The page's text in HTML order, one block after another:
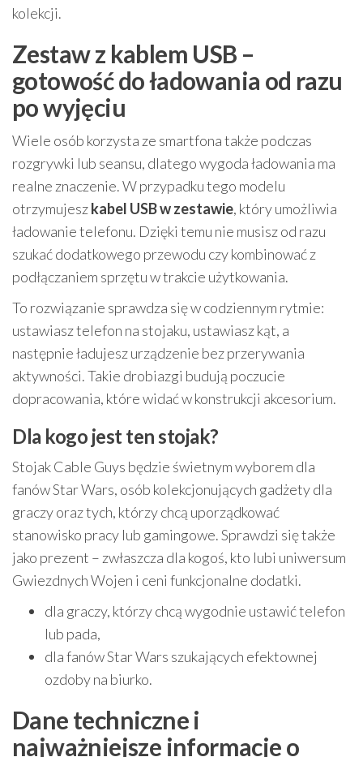
kolekcji.
Zestaw z kablem USB –
gotowość do ładowania od razu
po wyjęciu
Wiele osób korzysta ze smartfona także podczas
rozgrywki lub seansu, dlatego wygoda ładowania ma
realne znaczenie. W przypadku tego modelu
otrzymujeszkabel USB w zestawie, który umożliwia
ładowanie telefonu. Dzięki temu nie musisz od razu
szukać dodatkowego przewodu czy kombinować z
podłączaniem sprzętu w trakcie użytkowania.
To rozwiązanie sprawdza się w codziennym rytmie:
ustawiasz telefon na stojaku, ustawiasz kąt, a
następnie ładujesz urządzenie bez przerywania
aktywności. Takie drobiazgi budują poczucie
dopracowania, które widać w konstrukcji akcesorium.
Dla kogo jest ten stojak?
Stojak Cable Guys będzie świetnym wyborem dla
fanów Star Wars, osób kolekcjonujących gadżety dla
graczy oraz tych, którzy chcą uporządkować
stanowisko pracy lub gamingowe. Sprawdzi się także
jako prezent – zwłaszcza dla kogoś, kto lubi uniwersum
Gwiezdnych Wojen i ceni funkcjonalne dodatki.
dla graczy, którzy chcą wygodnie ustawić telefon
lub pada,
dla fanów Star Wars szukających efektownej
ozdoby na biurko.
Dane techniczne i
najważniejsze informacje o